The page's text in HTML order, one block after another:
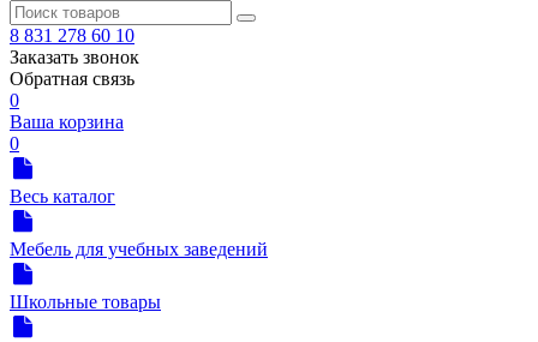
8 831 278 60 10
Заказать звонок
Обратная связь
0
Ваша корзина
0
Весь каталог
Мебель для учебных заведений
Школьные товары